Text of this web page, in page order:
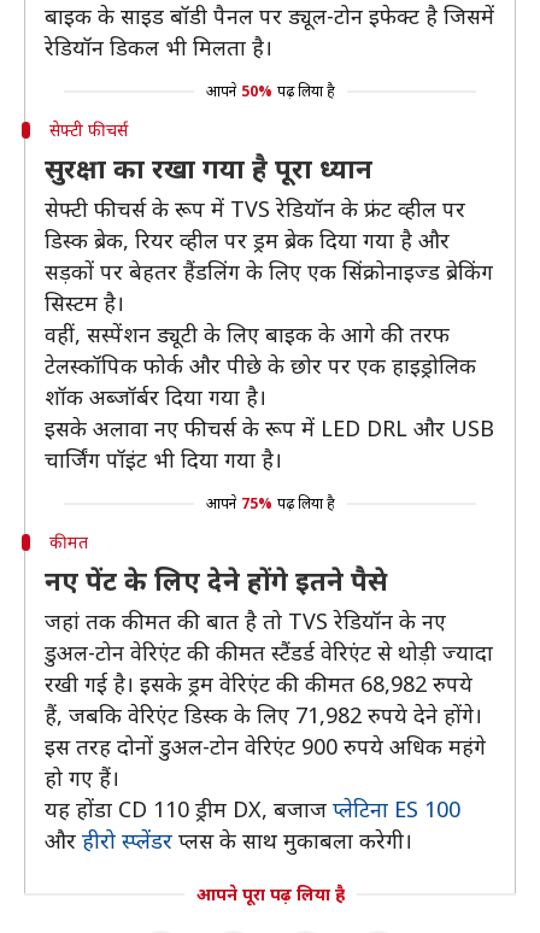
बाइक के साइड बॉडी पैनल पर ड्यूल-टोन इफेक्ट है जिसमें
रेडियॉन डिकल भी मिलता है।
आपने 50% पढ़ लिया है
सेफ्टी फीचर्स
सुरक्षा का रखा गया है पूरा ध्यान
सेफ्टी फीचर्स के रूप में TVS रेडियॉन के फ्रंट व्हील पर
डिस्क ब्रेक, रियर व्हील पर ड्रम ब्रेक दिया गया है और
सड़कों पर बेहतर हैंडलिंग के लिए एक सिंक्रोनाइज्ड ब्रेकिंग
सिस्टम है।
वहीं, सस्पेंशन ड्यूटी के लिए बाइक के आगे की तरफ
टेलस्कॉपिक फोर्क और पीछे के छोर पर एक हाइड्रोलिक
शॉक अब्जॉर्बर दिया गया है।
इसके अलावा नए फीचर्स के रूप में LED DRL और USB
चार्जिंग पॉइंट भी दिया गया है।
आपने 75% पढ़ लिया है
कीमत
नए पेंट के लिए देने होंगे इतने पैसे
जहां तक कीमत की बात है तो TVS रेडियॉन के नए
डुअल-टोन वेरिएंट की कीमत स्टैंडर्ड वेरिएंट से थोड़ी ज्यादा
रखी गई है। इसके ड्रम वेरिएंट की कीमत 68,982 रुपये
हैं, जबकि वेरिएंट डिस्क के लिए 71,982 रुपये देने होंगे।
इस तरह दोनों डुअल-टोन वेरिएंट 900 रुपये अधिक महंगे
हो गए हैं।
यह होंडा CD 110 ड्रीम DX, बजाज प्लेटिना ES 100
और हीरो स्प्लेंडर प्लस के साथ मुकाबला करेगी।
आपने पूरा पढ़ लिया है